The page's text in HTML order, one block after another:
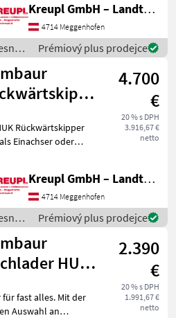
und souverän. Der
und hochwertig
Kreupl GmbH – Landtechnik – Schlosserei – Anhänger
4714 Meggenhofen
/
Prémiový plus prodejce
4.700
€
20 % s DPH
3.916,67 €
netto
Rückwärtskipper
Einachser oder
das verzinkte
mit V-Nut
und verse
Kreupl GmbH – Landtechnik – Schlosserei – Anhänger
4714 Meggenhofen
/
Prémiový plus prodejce
HU
2.390
€
20 % s DPH
1.991,67 €
netto
für fast alles. Mit der
Auswahl an